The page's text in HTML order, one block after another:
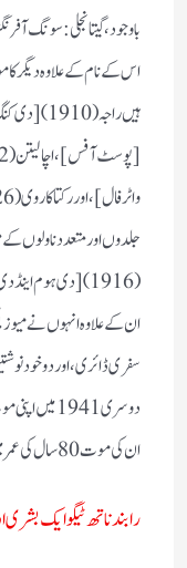
اس کے نام کے علاوہ دیگر
ان کے علاوہ انہوں نے
سفری ڈائری، اور دو خود
دوسری
ان کی موت 80 سال کی عمر میں ہوئی ۔
رابند ناتھ ٹیگو ایک